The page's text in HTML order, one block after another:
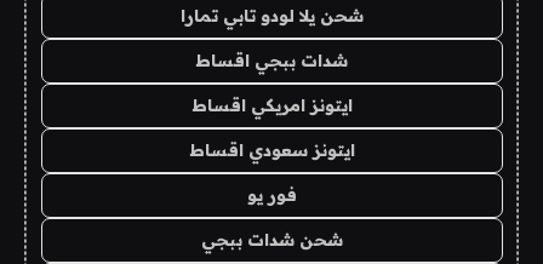
شحن يلا لودو تابي تمارا
شدات ببجي اقساط
ايتونز امريكي اقساط
ايتونز سعودي اقساط
فور يو
شحن شدات ببجي